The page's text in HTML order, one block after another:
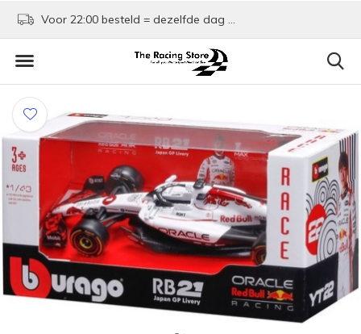
Voor 22:00 besteld = dezelfde dag verzonden!